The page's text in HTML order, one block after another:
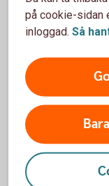
Välj en
Välj ett
som annars
Säkerställ att
sidoeffekter,
sin mark för
Kontrollera
kan handla
på cookie-sidan
inloggad. Så